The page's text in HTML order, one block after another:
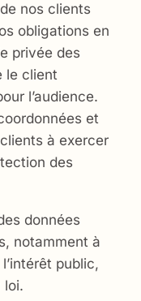
nos clients
obligations en
privée des
le client
l’audience.
et
à exercer
des
données
notamment à
public,
loi.